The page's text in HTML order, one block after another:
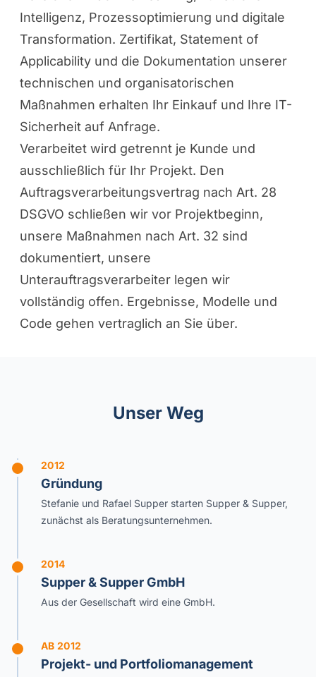
Intelligenz, Prozessoptimierung und digitale
Transformation. Zertifikat, Statement of
Applicability und die Dokumentation unserer
technischen und organisatorischen
Maßnahmen erhalten Ihr Einkauf und Ihre IT-
Sicherheit auf Anfrage.
Verarbeitet wird getrennt je Kunde und
ausschließlich für Ihr Projekt. Den
Auftragsverarbeitungsvertrag nach Art. 28
DSGVO schließen wir vor Projektbeginn,
unsere Maßnahmen nach Art. 32 sind
dokumentiert, unsere
Unterauftragsverarbeiter legen wir
vollständig offen. Ergebnisse, Modelle und
Code gehen vertraglich an Sie über.
Unser Weg
2012
Gründung
Stefanie und Rafael Supper starten Supper & Supper,
zunächst als Beratungsunternehmen.
2014
Supper & Supper GmbH
Aus der Gesellschaft wird eine GmbH.
AB 2012
Projekt- und Portfoliomanagement